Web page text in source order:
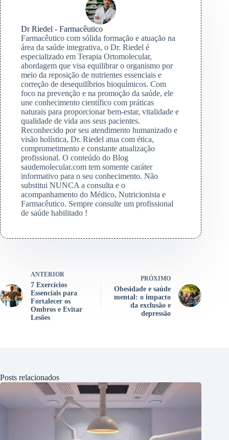
Dr Riedel - Farmacêutico
Farmacêutico com sólida formação e atuação na
área da saúde integrativa, o Dr. Riedel é
especializado em Terapia Ortomolecular,
abordagem que visa equilibrar o organismo por
meio da reposição de nutrientes essenciais e
correção de desequilíbrios bioquímicos. Com
foco na prevenção e na promoção da saúde, ele
une conhecimento científico com práticas
naturais para proporcionar bem-estar, vitalidade e
qualidade de vida aos seus pacientes.
Reconhecido por seu atendimento humanizado e
visão holística, Dr. Riedel atua com ética,
comprometimento e constante atualização
profissional. O conteúdo do Blog
saudemolecular.com tem somente caráter
informativo para o seu conhecimento. Não
substitui NUNCA a consulta e o
acompanhamento do Médico, Nutricionista e
Farmacêutico. Sempre consulte um profissional
de saúde habilitado !
ANTERIOR
7 Exercícios
Essenciais para
Fortalecer os
Ombros e Evitar
Lesões
PRÓXIMO
Obesidade e saúde
mental: o impacto
da exclusão e
depressão
Posts relacionados